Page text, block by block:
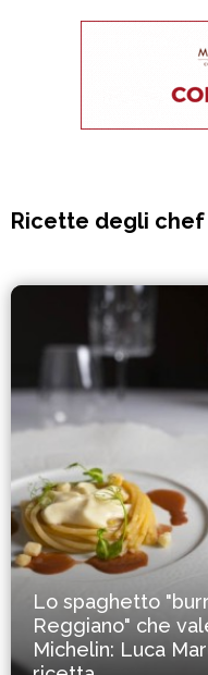
Ricette degli chef
Lo spaghetto
Reggiano" che
Michelin: Luca